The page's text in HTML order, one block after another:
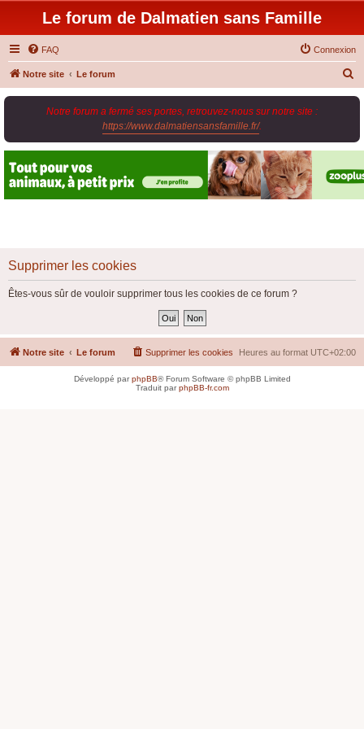
Le forum de Dalmatien sans Famille
FAQ Connexion
Notre site Le forum
e
r
Notre forum a fermé ses portes, retrouvez-nous sur notre site :
https://www.dalmatiensansfamille.fr/.
Supprimer les cookies
Êtes-vous sûr de vouloir supprimer tous les cookies de ce forum ?
Notre site Le forum Heures au format UTC+02:00
Supprimer les cookies
Développé parphpBB® Forum Software © phpBB Limited
Traduit parphpBB-fr.com